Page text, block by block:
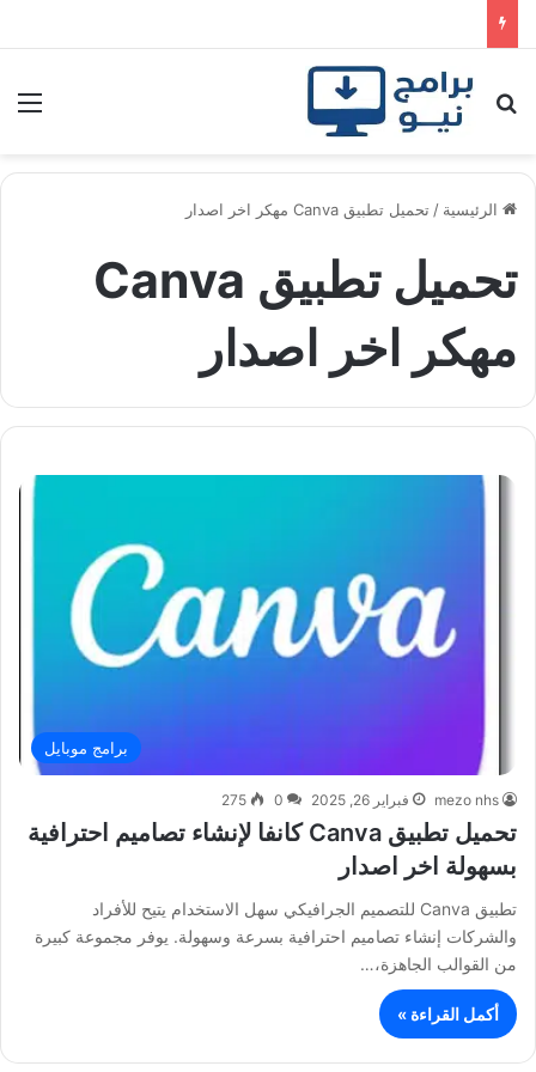
بحث عن
الرئيسية / تحميل تطبيق Canva مهكر اخر اصدار
تحميل تطبيق Canva
مهكر اخر اصدار
برامج موبايل
mezo nhs فبراير 26, 2025 0
275
تحميل تطبيق Canva كانفا لإنشاء تصاميم احترافية
بسهولة اخر اصدار
تطبيق Canva للتصميم الجرافيكي سهل الاستخدام يتيح للأفراد
والشركات إنشاء تصاميم احترافية بسرعة وسهولة. يوفر مجموعة كبيرة
من القوالب الجاهزة،…
أكمل القراءة »